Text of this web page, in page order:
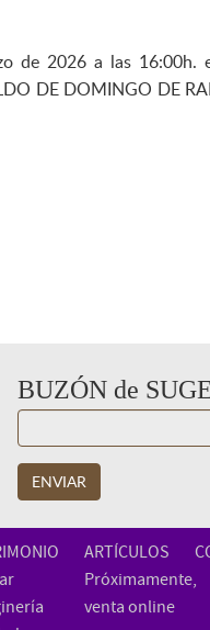
de 2026 a las 16:00h.
DE DOMINGO DE
BUZÓN de
ENVIAR
ARTÍCULOS
Próximamente,
venta online